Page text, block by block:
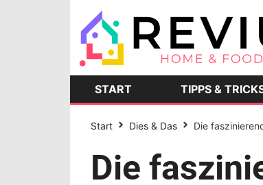
START TIPPS &
Start Dies & Das Die
Die